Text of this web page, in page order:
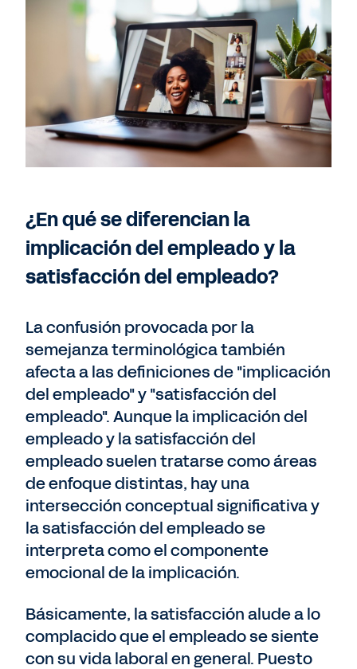
¿En qué se diferencian la
implicación del empleado y la
satisfacción del empleado?
La confusión provocada por la
semejanza terminológica también
afecta a las definiciones de "implicación
del empleado" y "satisfacción del
empleado". Aunque la implicación del
empleado y la satisfacción del
empleado suelen tratarse como áreas
de enfoque distintas, hay una
intersección conceptual significativa y
la satisfacción del empleado se
interpreta como el componente
emocional de la implicación.
Básicamente, la satisfacción alude a lo
complacido que el empleado se siente
con su vida laboral en general. Puesto